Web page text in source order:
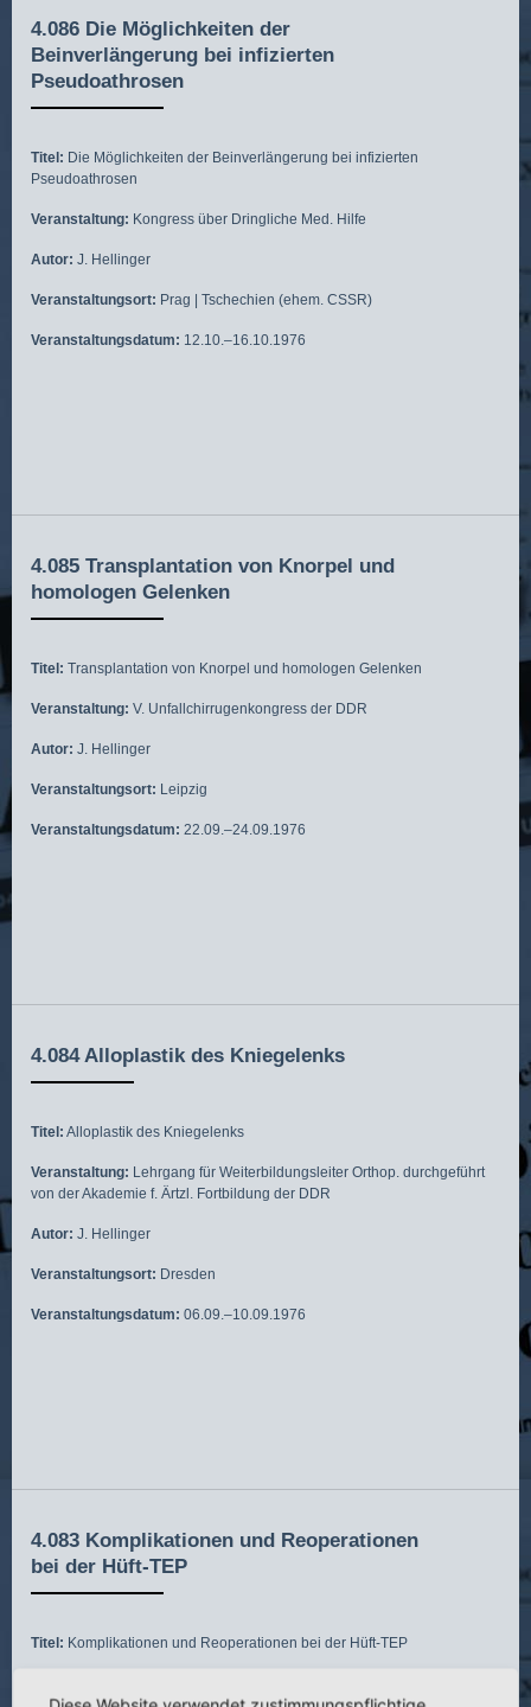
4.086 Die Möglichkeiten der
Beinverlängerung bei infizierten
Pseudoathrosen
Titel: Die Möglichkeiten der Beinverlängerung bei infizierten
Pseudoathrosen
Veranstaltung: Kongress über Dringliche Med. Hilfe
Autor: J. Hellinger
Veranstaltungsort: Prag | Tschechien (ehem. CSSR)
Veranstaltungsdatum: 12.10.–16.10.1976
4.085 Transplantation von Knorpel und
homologen Gelenken
Titel: Transplantation von Knorpel und homologen Gelenken
Veranstaltung: V. Unfallchirrugenkongress der DDR
Autor: J. Hellinger
Veranstaltungsort: Leipzig
Veranstaltungsdatum: 22.09.–24.09.1976
4.084 Alloplastik des Kniegelenks
Titel: Alloplastik des Kniegelenks
Veranstaltung: Lehrgang für Weiterbildungsleiter Orthop. durchgeführt
von der Akademie f. Ärtzl. Fortbildung der DDR
Autor: J. Hellinger
Veranstaltungsort: Dresden
Veranstaltungsdatum: 06.09.–10.09.1976
4.083 Komplikationen und Reoperationen
bei der Hüft-TEP
Titel: Komplikationen und Reoperationen bei der Hüft-TEP